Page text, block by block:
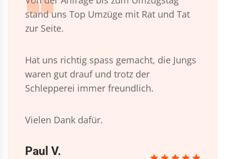
stand uns Top Umzüge mit Rat und Tat
zur Seite.
Hat uns richtig spass gemacht, die Jungs
waren gut drauf und trotz der
Schlepperei immer freundlich.
Vielen Dank dafür.
Paul V.